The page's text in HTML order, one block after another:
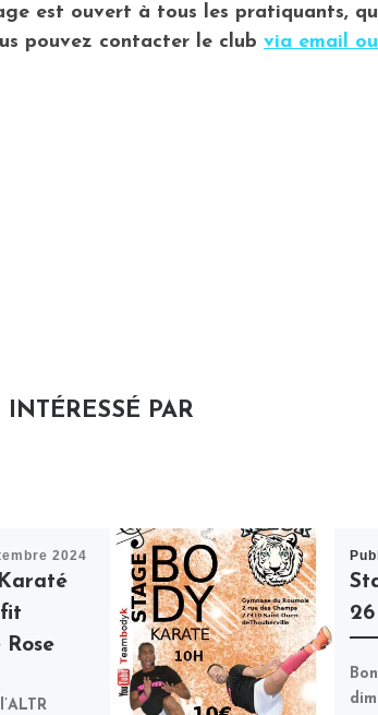
est ouvert à tous les pratiquants,
pouvez contacter le club via email
PAR
2024
Rose